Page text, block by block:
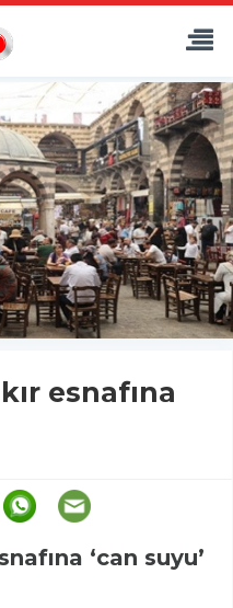
esnafına
‘can suyu’